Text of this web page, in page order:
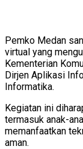
Pemko Medan
virtual yang
Kementerian
Dirjen Aplikasi
Informatika.
Kegiatan ini
termasuk anak-
memanfaatkan
aman.